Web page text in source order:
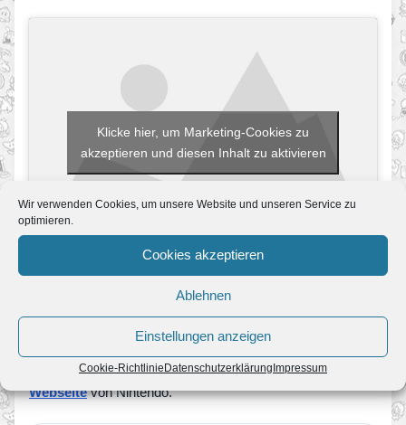
Wir verwenden Cookies, um unsere Website und unseren Service zu
optimieren.
Cookies akzeptieren
Ablehnen
Einstellungen anzeigen
Cookie-RichtlinieDatenschutzerklärungImpressum
Klicke hier, um Marketing-Cookies zu
akzeptieren und diesen Inhalt zu aktivieren
Unsere Empfehlung ist zunächst einmal die kostenlose
Demoversion aus dem Nintendo eShop. Hier kann jeder
einen selbst bzw. die Kinder anspricht.
Viele weitere Informationen findet ihr auf deroffiziellen
Webseite von Nintendo.